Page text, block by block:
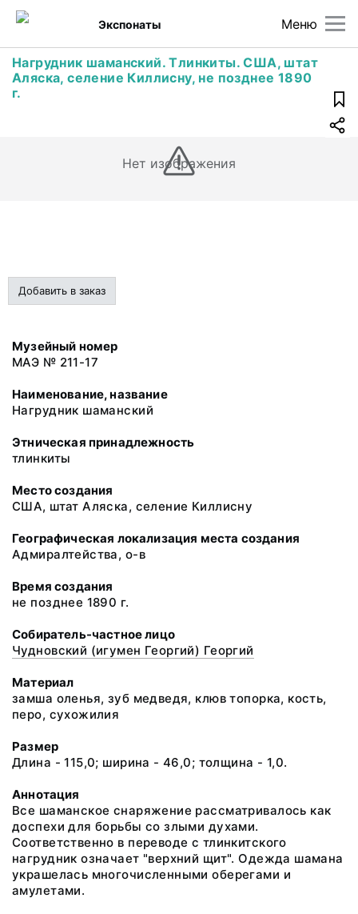
Меню
Экспонаты
Нагрудник шаманский. Тлинкиты. США, штат
Аляска, селение Киллисну, не позднее 1890
г.
Нет изображения
Добавить в заказ
Музейный номер
МАЭ № 211-17
Наименование, название
Нагрудник шаманский
Этническая принадлежность
тлинкиты
Место создания
США, штат Аляска, селение Киллисну
Географическая локализация места создания
Адмиралтейства, о-в
Время создания
не позднее 1890 г.
Собиратель-частное лицо
Чудновский (игумен Георгий) Георгий
Материал
замша оленья, зуб медведя, клюв топорка, кость,
перо, сухожилия
Размер
Длина - 115,0; ширина - 46,0; толщина - 1,0.
Аннотация
Все шаманское снаряжение рассматривалось как
доспехи для борьбы со злыми духами.
Соответственно в переводе с тлинкитского
нагрудник означает "верхний щит". Одежда шамана
украшелась многочисленными оберегами и
амулетами.